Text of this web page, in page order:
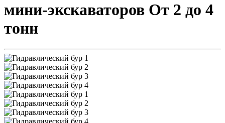
мини-экскаваторов От 2 до 4
тонн